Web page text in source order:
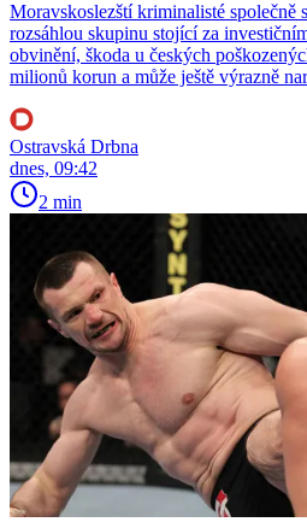
Moravskoslezští kriminalisté
rozsáhlou skupinu stojící za
obvinění, škoda u českých
milionů korun a může ještě výrazně
Ostravská Drbna
dnes, 09:42
2 min